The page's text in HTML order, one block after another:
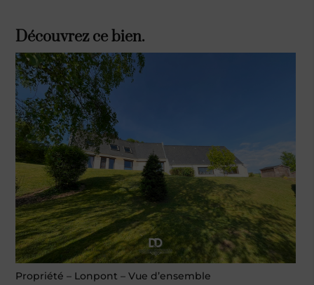
Découvrez ce bien.
Propriété – Lonpont – Vue d’ensemble